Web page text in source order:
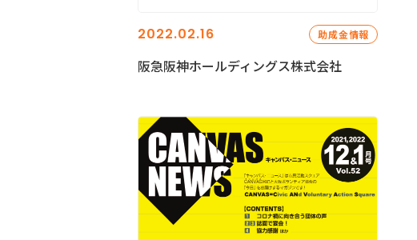
2022.02.16 助成金情報
阪急阪神ホールディングス株式会社